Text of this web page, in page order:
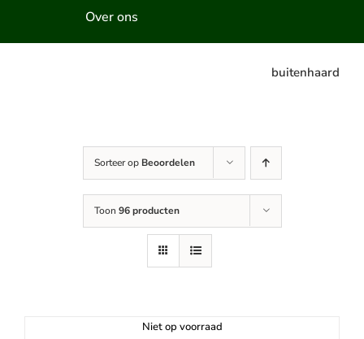
Over ons
buitenhaard
Sorteer op Beoordelen
Toon 96 producten
Niet op voorraad